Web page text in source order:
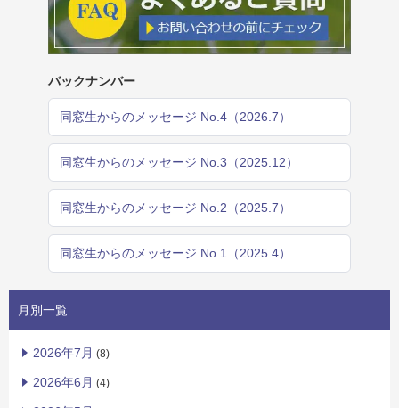
バックナンバー
同窓生からのメッセージ No.4（2026.7）
同窓生からのメッセージ No.3（2025.12）
同窓生からのメッセージ No.2（2025.7）
同窓生からのメッセージ No.1（2025.4）
月別一覧
2026年7月 (8)
2026年6月 (4)